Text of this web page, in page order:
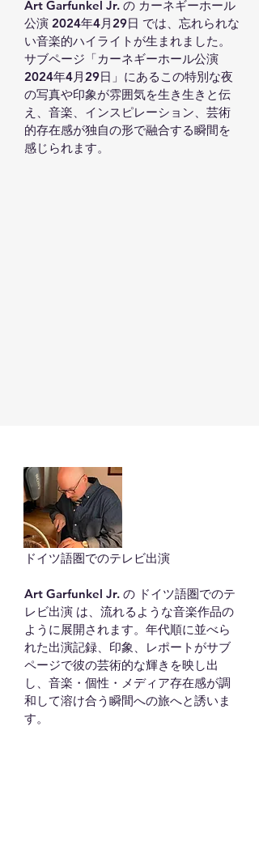
Art Garfunkel Jr. の カーネギーホール
公演 2024年4月29日 では、忘れられな
い音楽的ハイライトが生まれました。
サブページ「カーネギーホール公演
2024年4月29日」にあるこの特別な夜
の写真や印象が雰囲気を生き生きと伝
え、音楽、インスピレーション、芸術
的存在感が独自の形で融合する瞬間を
感じられます。
ドイツ語圏でのテレビ出演
Art Garfunkel Jr. の ドイツ語圏でのテ
レビ出演 は、流れるような音楽作品の
ように展開されます。年代順に並べら
れた出演記録、印象、レポートがサブ
ページで彼の芸術的な輝きを映し出
し、音楽・個性・メディア存在感が調
和して溶け合う瞬間への旅へと誘いま
す。